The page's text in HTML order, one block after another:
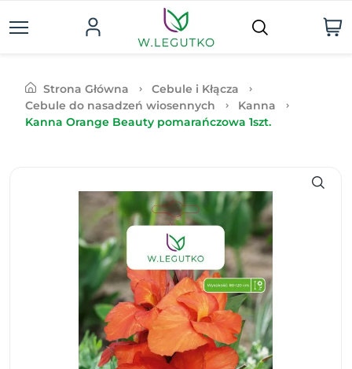
Strona Główna
Cebule i Kłącza
Cebule do nasadzeń wiosennych
Kanna
Kanna Orange Beauty pomarańczowa 1szt.